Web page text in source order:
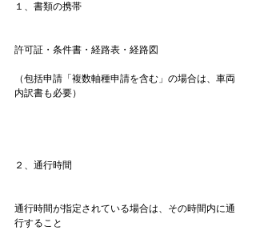
１、書類の携帯
許可証・条件書・経路表・経路図
（包括申請「複数軸種申請を含む」の場合は、車両
内訳書も必要）
２、通行時間
通行時間が指定されている場合は、その時間内に通
行すること